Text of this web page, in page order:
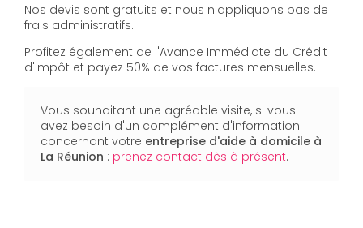
Nos devis sont gratuits et nous n'appliquons pas de
frais administratifs.
Profitez également de l'Avance Immédiate du Crédit
d'Impôt et payez 50% de vos factures mensuelles.
Vous souhaitant une agréable visite, si vous
avez besoin d'un complément d'information
concernant votre entreprise d'aide à domicile à
La Réunion : prenez contact dès à présent.